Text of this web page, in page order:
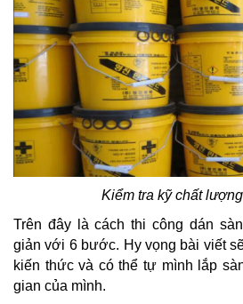
Kiểm tra kỹ chất
Trên đây là cách thi công dán
giản với 6 bước. Hy vọng bài viết
kiến thức và có thể tự mình lắp
gian của mình.